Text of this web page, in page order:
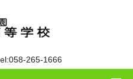
265-1666